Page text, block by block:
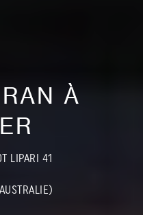
À
LIPARI 41